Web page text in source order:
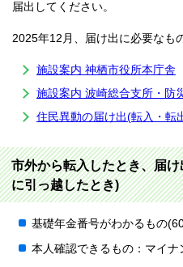
届出してください。
2025年12月、届け出に必要なも
施設案内 神栖市役所本庁舎
施設案内 波崎総合支所・防
住民異動の届け出(転入・転
市外から転入したとき、届
に引っ越したとき)
基礎年金番号がわかるもの
本人確認できるもの：マイ